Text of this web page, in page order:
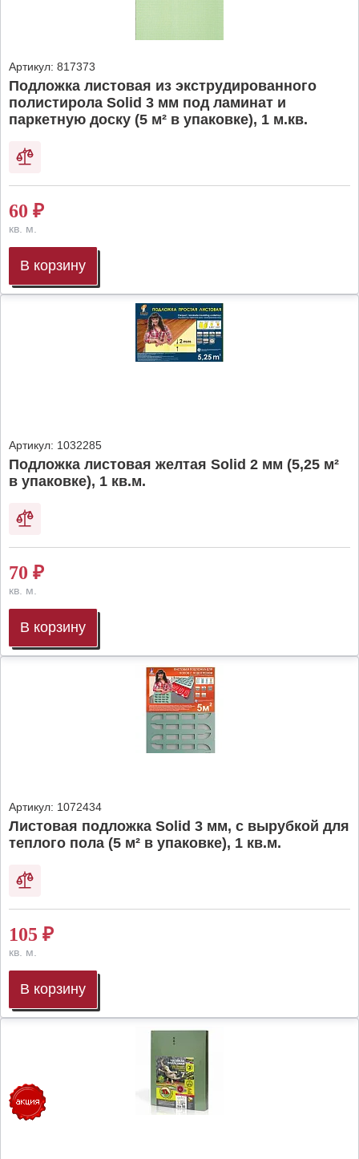
Артикул: 817373
Подложка листовая из экструдированного
полистирола Solid 3 мм под ламинат и
паркетную доску (5 м² в упаковке), 1 м.кв.
60 ₽
кв. м.
В корзину
Артикул: 1032285
Подложка листовая желтая Solid 2 мм (5,25 м²
в упаковке), 1 кв.м.
70 ₽
кв. м.
В корзину
Артикул: 1072434
Листовая подложка Solid 3 мм, с вырубкой для
теплого пола (5 м² в упаковке), 1 кв.м.
105 ₽
кв. м.
В корзину